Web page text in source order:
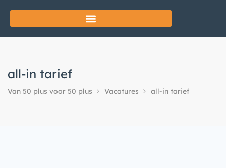
all-in tarief
Van 50 plus voor 50 plus Vacatures all-in tarief